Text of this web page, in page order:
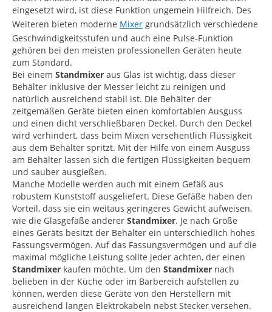
eingesetzt wird, ist diese Funktion ungemein Hilfreich. Des
Weiteren bieten moderne Mixer grundsätzlich verschiedene
Geschwindigkeitsstufen und auch eine Pulse-Funktion
gehören bei den meisten professionellen Geräten heute
zum Standard.
Bei einem Standmixer aus Glas ist wichtig, dass dieser
Behälter inklusive der Messer leicht zu reinigen und
natürlich ausreichend stabil ist. Die Behälter der
zeitgemäßen Geräte bieten einen komfortablen Ausguss
und einen dicht verschließbaren Deckel. Durch den Deckel
wird verhindert, dass beim Mixen versehentlich Flüssigkeit
aus dem Behälter spritzt. Mit der Hilfe von einem Ausguss
am Behälter lassen sich die fertigen Flüssigkeiten bequem
und sauber ausgießen.
Manche Modelle werden auch mit einem Gefäß aus
robustem Kunststoff ausgeliefert. Diese Gefäße haben den
Vorteil, dass sie ein weitaus geringeres Gewicht aufweisen,
wie die Glasgefäße anderer Standmixer. Je nach Größe
eines Geräts besitzt der Behälter ein unterschiedlich hohes
Fassungsvermögen. Auf das Fassungsvermögen und auf die
maximal mögliche Leistung sollte jeder achten, der einen
Standmixer kaufen möchte. Um den Standmixer nach
belieben in der Küche oder im Barbereich aufstellen zu
können, werden diese Geräte von den Herstellern mit
ausreichend langen Elektrokabeln nebst Stecker versehen.